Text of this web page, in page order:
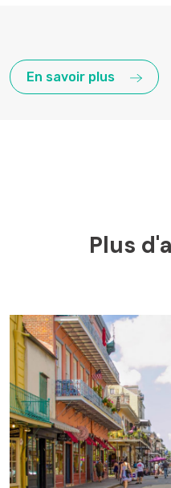
En savoir plus
Plus